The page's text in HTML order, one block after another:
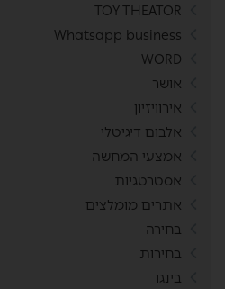
TOY THEATOR
Whatsapp business
WORD
אושר
אירוויזיון
אלבום דיגיטלי
אמצעי המחשה
אסטרטגיות
אתרים מומלצים
בחירה
בחירות
בינגו